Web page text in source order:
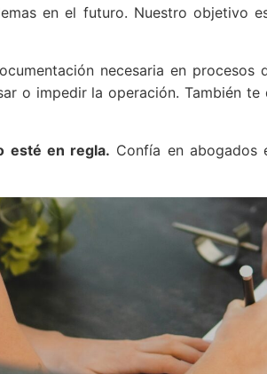
en el futuro. Nuestro objetivo
necesaria en
o impedir la operación. También
esté en regla. Confía en abogados